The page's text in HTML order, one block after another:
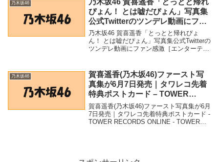
鮮」「...
乃木坂46
ぴょん！ とは嘘だぴょん」写真集
公式Twitterのツンデレ動画にファ
ン感激［エンターテイメントベス
トセラー］（Book Bang） –
Yahoo!ニュース – Yahoo!ニュー
乃木坂46 賀喜遥香「とっとと帰れぴょ
ん！ とは嘘だぴょん」写真集公式Twitterの
ツンデレ動画にファン感激［エンターテイ
46」関連商品...
乃木坂46
賀喜遥香(乃木坂46)ファースト写
真集が6月7日発売｜タワレコ先着
特典ポストカード – TOWER
RECORDS ONLINE – TOWER
RECORDS ONLINE
賀喜遥香(乃木坂46)ファースト写真集が6月
7日発売｜タワレコ先着特典ポストカード -
TOWER RECORDS ONLINE - TOWER